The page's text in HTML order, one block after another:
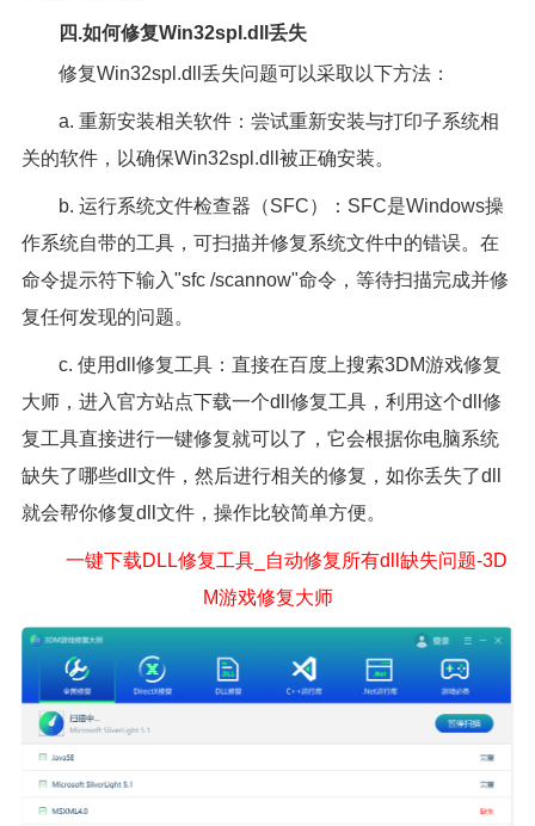
四.如何修复Win32spl.dll丢失
修复Win32spl.dll丢失问题可以采取以下方法：
a. 重新安装相关软件：尝试重新安装与打印子系统相
关的软件，以确保Win32spl.dll被正确安装。
b. 运行系统文件检查器（SFC）：SFC是Windows操
作系统自带的工具，可扫描并修复系统文件中的错误。在
命令提示符下输入"sfc /scannow"命令，等待扫描完成并修
复任何发现的问题。
c. 使用dll修复工具：直接在百度上搜索3DM游戏修复
大师，进入官方站点下载一个dll修复工具，利用这个dll修
复工具直接进行一键修复就可以了，它会根据你电脑系统
缺失了哪些dll文件，然后进行相关的修复，如你丢失了dll
就会帮你修复dll文件，操作比较简单方便。
一键下载DLL修复工具_自动修复所有dll缺失问题-3D
M游戏修复大师